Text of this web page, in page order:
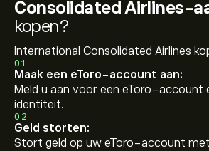
Consolidated Airlines-
kopen?
International Consolidated Airlines
01
Maak een eToro-account aan:
Meld u aan voor een eToro-account
identiteit.
02
Geld storten:
Stort geld op uw eToro-account met